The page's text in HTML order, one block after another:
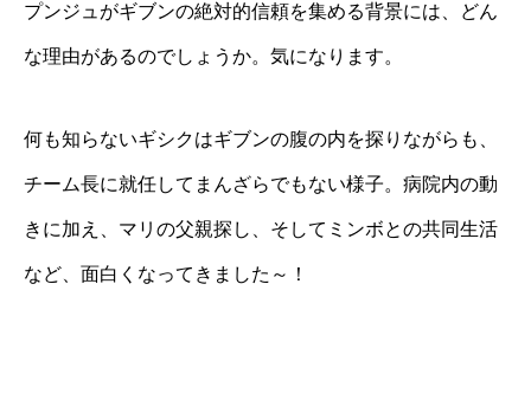
プンジュがギブンの絶対的信頼を集める背景には、どん
な理由があるのでしょうか。気になります。
何も知らないギシクはギブンの腹の内を探りながらも、
チーム長に就任してまんざらでもない様子。病院内の動
きに加え、マリの父親探し、そしてミンボとの共同生活
など、面白くなってきました～！